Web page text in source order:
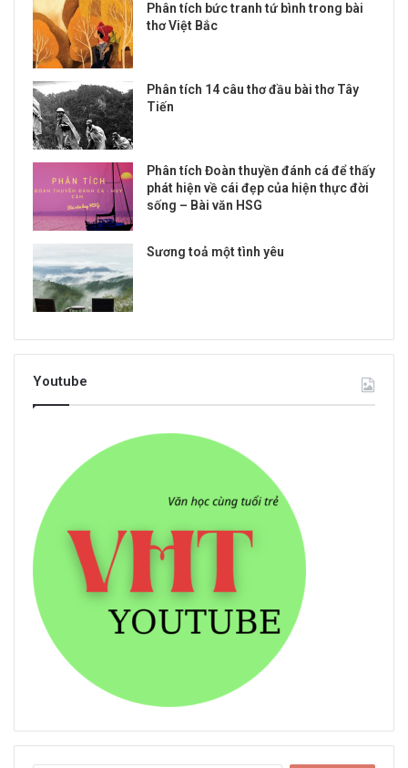
Phân tích bức tranh tứ bình trong bài
thơ Việt Bắc
Phân tích 14 câu thơ đầu bài thơ Tây
Tiến
Phân tích Đoàn thuyền đánh cá để thấy
phát hiện về cái đẹp của hiện thực đời
sống – Bài văn HSG
Sương toả một tình yêu
Youtube